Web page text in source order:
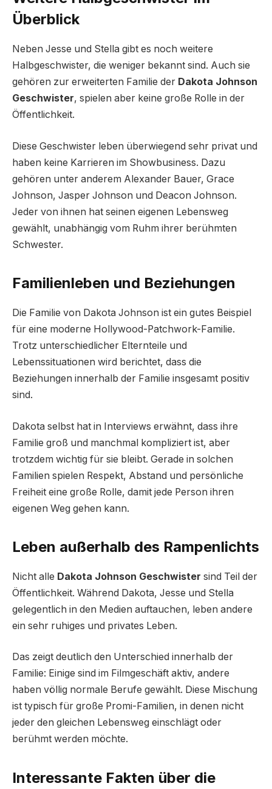
Überblick
Neben Jesse und Stella gibt es noch weitere
Halbgeschwister, die weniger bekannt sind. Auch sie
gehören zur erweiterten Familie der Dakota Johnson
Geschwister, spielen aber keine große Rolle in der
Öffentlichkeit.
Diese Geschwister leben überwiegend sehr privat und
haben keine Karrieren im Showbusiness. Dazu
gehören unter anderem Alexander Bauer, Grace
Johnson, Jasper Johnson und Deacon Johnson.
Jeder von ihnen hat seinen eigenen Lebensweg
gewählt, unabhängig vom Ruhm ihrer berühmten
Schwester.
Familienleben und Beziehungen
Die Familie von Dakota Johnson ist ein gutes Beispiel
für eine moderne Hollywood-Patchwork-Familie.
Trotz unterschiedlicher Elternteile und
Lebenssituationen wird berichtet, dass die
Beziehungen innerhalb der Familie insgesamt positiv
sind.
Dakota selbst hat in Interviews erwähnt, dass ihre
Familie groß und manchmal kompliziert ist, aber
trotzdem wichtig für sie bleibt. Gerade in solchen
Familien spielen Respekt, Abstand und persönliche
Freiheit eine große Rolle, damit jede Person ihren
eigenen Weg gehen kann.
Leben außerhalb des Rampenlichts
Nicht alle Dakota Johnson Geschwister sind Teil der
Öffentlichkeit. Während Dakota, Jesse und Stella
gelegentlich in den Medien auftauchen, leben andere
ein sehr ruhiges und privates Leben.
Das zeigt deutlich den Unterschied innerhalb der
Familie: Einige sind im Filmgeschäft aktiv, andere
haben völlig normale Berufe gewählt. Diese Mischung
ist typisch für große Promi-Familien, in denen nicht
jeder den gleichen Lebensweg einschlägt oder
berühmt werden möchte.
Interessante Fakten über die